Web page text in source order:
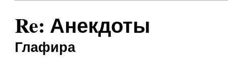
Re: Анекдоты
Глафира